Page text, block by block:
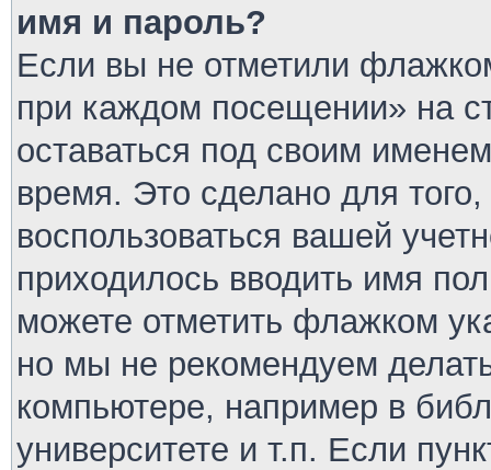
имя и пароль?
Если вы не отметили
при каждом посещении» на
оставаться под своим
время. Это сделано для
воспользоваться вашей
приходилось вводить имя
можете отметить флажком
но мы не рекомендуем
компьютере, например в
университете и т.п. Если